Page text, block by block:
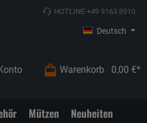
HOTLINE +49 9163 8910
Deutsch
Warenkorb 0,00 €*
Mützen
Neuheiten